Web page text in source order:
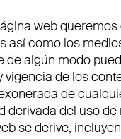
web
así como los
algún modo
de los
de
derivada del uso
se derive,